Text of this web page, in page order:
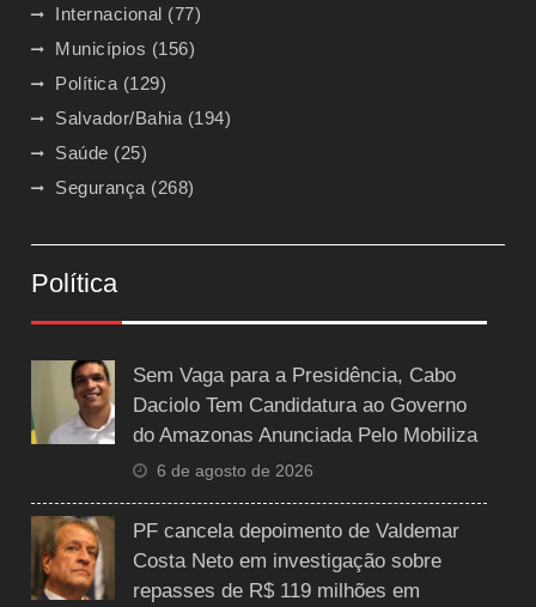
Internacional (77)
Municípios (156)
Política (129)
Salvador/Bahia (194)
Saúde (25)
Segurança (268)
Política
Sem Vaga para a Presidência, Cabo
Daciolo Tem Candidatura ao Governo
do Amazonas Anunciada Pelo Mobiliza
6 de agosto de 2026
PF cancela depoimento de Valdemar
Costa Neto em investigação sobre
repasses de R$ 119 milhões em